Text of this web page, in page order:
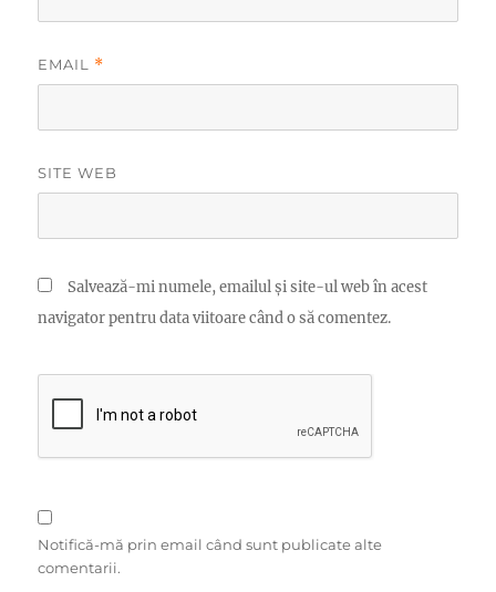
EMAIL *
SITE WEB
Salvează-mi numele, emailul și site-ul web în acest
navigator pentru data viitoare când o să comentez.
Notifică-mă prin email când sunt publicate alte
comentarii.